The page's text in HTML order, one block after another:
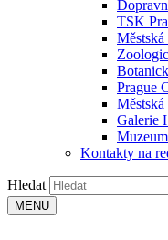
TSK
Prague
Galerie
Kontakty na
Hledat
MENU